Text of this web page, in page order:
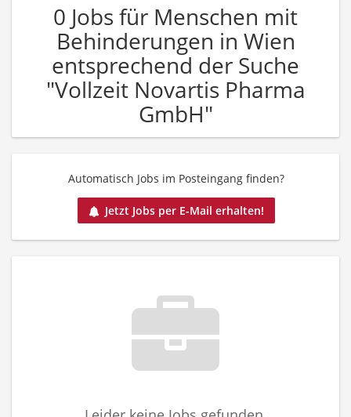
0 Jobs für Menschen mit
Behinderungen in Wien
entsprechend der Suche
"Vollzeit Novartis Pharma
GmbH"
Automatisch Jobs im Posteingang finden?
Jetzt Jobs per E-Mail erhalten!